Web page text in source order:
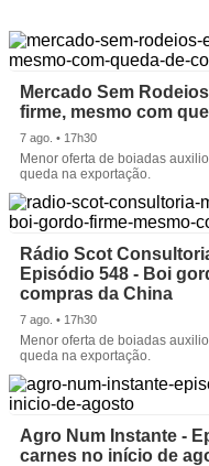
Mercado Sem
firme, mesmo com
7 ago. • 17h30
Menor oferta de boiadas
queda na exportação.
Rádio Scot
Episódio 548 - Boi
compras da China
7 ago. • 17h30
Menor oferta de boiadas
queda na exportação.
Agro Num Instante -
carnes no início de